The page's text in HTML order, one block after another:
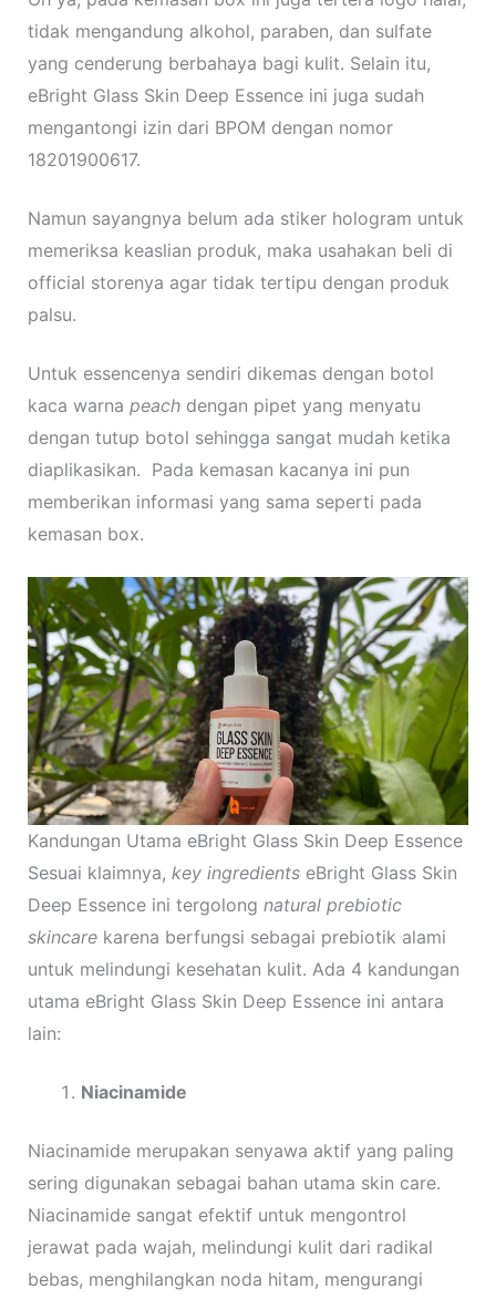
tidak mengandung alkohol, paraben, dan sulfate
yang cenderung berbahaya bagi kulit. Selain itu,
eBright Glass Skin Deep Essence ini juga sudah
mengantongi izin dari BPOM dengan nomor
18201900617.
Namun sayangnya belum ada stiker hologram untuk
memeriksa keaslian produk, maka usahakan beli di
official storenya agar tidak tertipu dengan produk
palsu.
Untuk essencenya sendiri dikemas dengan botol
kaca warna peachdengan pipet yang menyatu
dengan tutup botol sehingga sangat mudah ketika
diaplikasikan. Pada kemasan kacanya ini pun
memberikan informasi yang sama seperti pada
kemasan box.
Kandungan Utama eBright Glass Skin Deep Essence
Sesuai klaimnya, key ingredientseBright Glass Skin
Deep Essence ini tergolong natural prebiotic
skincarekarena berfungsi sebagai prebiotik alami
untuk melindungi kesehatan kulit. Ada 4 kandungan
utama eBright Glass Skin Deep Essence ini antara
lain:
Niacinamide
Niacinamide merupakan senyawa aktif yang paling
sering digunakan sebagai bahan utama skin care.
Niacinamide sangat efektif untuk mengontrol
jerawat pada wajah, melindungi kulit dari radikal
bebas, menghilangkan noda hitam, mengurangi